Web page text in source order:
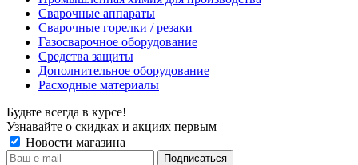
Сварочные аппараты
Сварочные горелки / резаки
Газосварочное оборудование
Средства защиты
Дополнительное оборудование
Расходные материалы
Будьте всегда в курсе!
Узнавайте о скидках и акциях первым
Новости магазина